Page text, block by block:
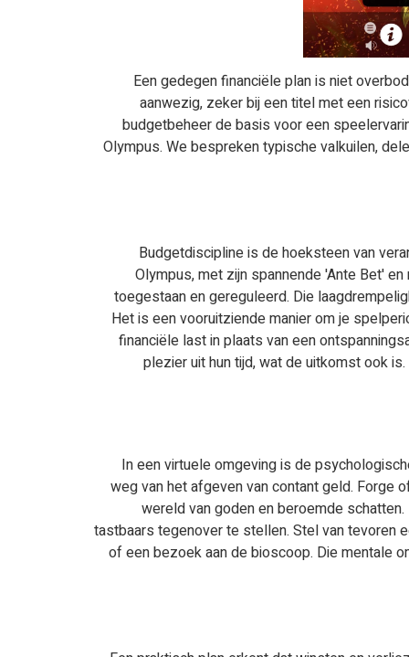
Een gedegen financiële plan is niet
aanwezig, zeker bij een titel met een
budgetbeheer de basis voor een
Olympus. We bespreken typische valkuilen,
Budgetdiscipline is de hoeksteen van
Olympus, met zijn spannende 'Ante Bet'
toegestaan en gereguleerd. Die
Het is een vooruitziende manier om je
financiële last in plaats van een
plezier uit hun tijd, wat de uitkomst ook
In een virtuele omgeving is de
weg van het afgeven van contant geld.
wereld van goden en beroemde
tastbaars tegenover te stellen. Stel van tevoren
of een bezoek aan de bioscoop. Die mentale